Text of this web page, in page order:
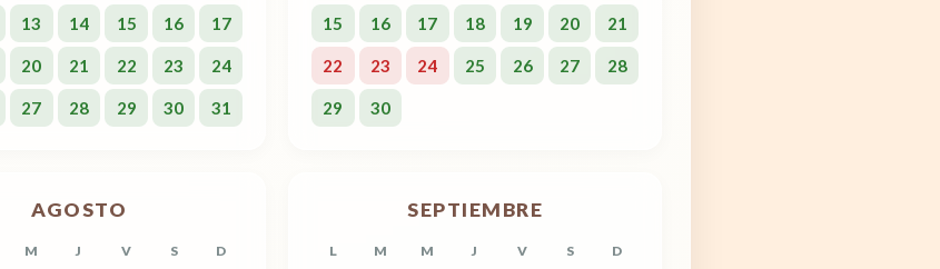
13 14 15 16 17
20 21 22 23 24
27 28 29 30 31
15 16 17 18 19 20 21
22 23 24 25 26 27 28
29 30
AGOSTO
M J V S D
SEPTIEMBRE
L M M J V S D